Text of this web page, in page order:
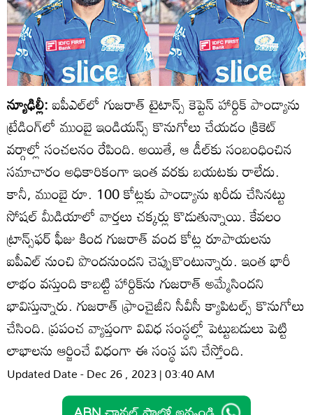
న్యూఢిల్లీ:ఐపీఎల్‌లో గుజరాత్‌ టైటాన్స్‌ కెప్టెన్‌ హార్దిక్‌ పాండ్యాను
ట్రేడింగ్‌లో ముంబై ఇండియన్స్‌ కొనుగోలు చేయడం క్రికెట్‌
వర్గాల్లో సంచలనం రేపింది. అయితే, ఆ డీల్‌కు సంబంధించిన
సమాచారం అధికారికంగా ఇంత వరకు బయటకు రాలేదు.
కానీ, ముంబై రూ. 100 కోట్లకు పాండ్యాను ఖరీదు చేసినట్టు
సోషల్‌ మీడియాలో వార్తలు చక్కర్లు కొడుతున్నాయి. కేవలం
ట్రాన్స్‌ఫర్‌ ఫీజు కింద గుజరాత్‌ వంద కోట్ల రూపాయలను
ఐపీఎల్‌ నుంచి పొందనుందని చెప్పుకొంటున్నారు. ఇంత భారీ
లాభం వస్తుంది కాబట్టి హార్దిక్‌ను గుజరాత్‌ అమ్మేసిందని
భావిస్తున్నారు. గుజరాత్‌ ఫ్రాంచైజీని సీవీసీ క్యాపిటల్స్‌ కొనుగోలు
చేసింది. ప్రపంచ వ్యాప్తంగా వివిధ సంస్థల్లో పెట్టుబడులు పెట్టి
లాభాలను ఆర్జించే విధంగా ఈ సంస్థ పని చేస్తోంది.
Updated Date - Dec 26 , 2023 | 03:40 AM